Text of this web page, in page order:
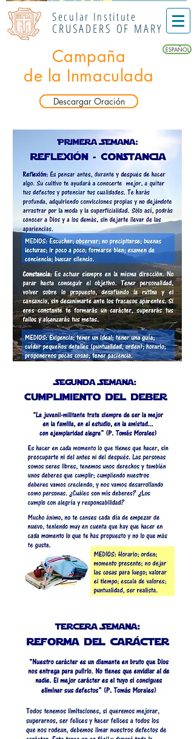
Secular Institute
CRUSADERS OF MARY
ESPAÑOL
Campaña
de la Inmaculada
Descargar Oración